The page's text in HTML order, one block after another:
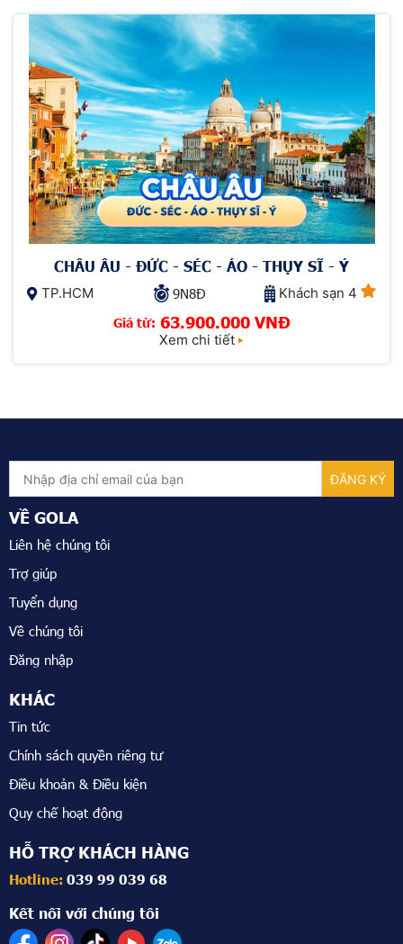
CHÂU ÂU - ĐỨC - SÉC - ÁO - THỤY SĨ - Ý
TP.HCM
9N8Đ Khách sạn 4
Giá từ: 63.900.000 VNĐ
Xem chi tiết
VỀ GOLA
Liên hệ chúng tôi
Trợ giúp
Tuyển dụng
Về chúng tôi
Đăng nhập
KHÁC
Tin tức
Chính sách quyền riêng tư
Điều khoản & Điều kiện
Quy chế hoạt động
HỖ TRỢ KHÁCH HÀNG
Hotline: 039 99 039 68
Kết nối với chúng tôi